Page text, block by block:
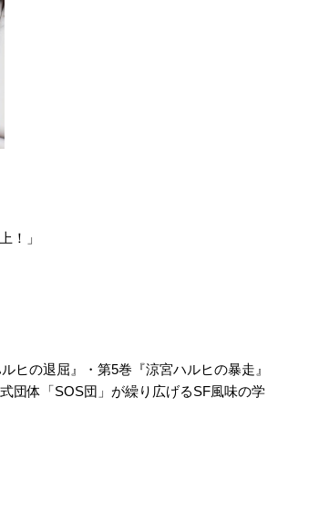
！」
ヒの退屈』・第5巻『涼宮ハルヒの暴走』
団体「SOS団」が繰り広げるSF風味の学